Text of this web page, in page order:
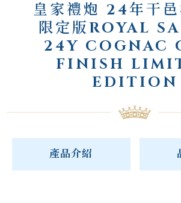
皇家禮炮 24年干
限定版ROYAL
24Y COGNAC
FINISH
EDITION
產品介紹